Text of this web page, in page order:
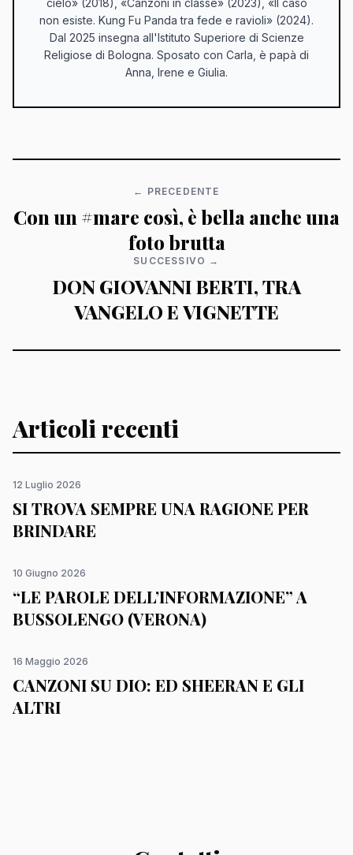
cielo» (2018), «Canzoni in classe» (2023), «Il caso
non esiste. Kung Fu Panda tra fede e ravioli» (2024).
Dal 2025 insegna all'Istituto Superiore di Scienze
Religiose di Bologna. Sposato con Carla, è papà di
Anna, Irene e Giulia.
← PRECEDENTE
Con un #mare così, è bella anche una
foto brutta
SUCCESSIVO →
DON GIOVANNI BERTI, TRA
VANGELO E VIGNETTE
Articoli recenti
12 Luglio 2026
SI TROVA SEMPRE UNA RAGIONE PER
BRINDARE
10 Giugno 2026
“LE PAROLE DELL’INFORMAZIONE” A
BUSSOLENGO (VERONA)
16 Maggio 2026
CANZONI SU DIO: ED SHEERAN E GLI
ALTRI